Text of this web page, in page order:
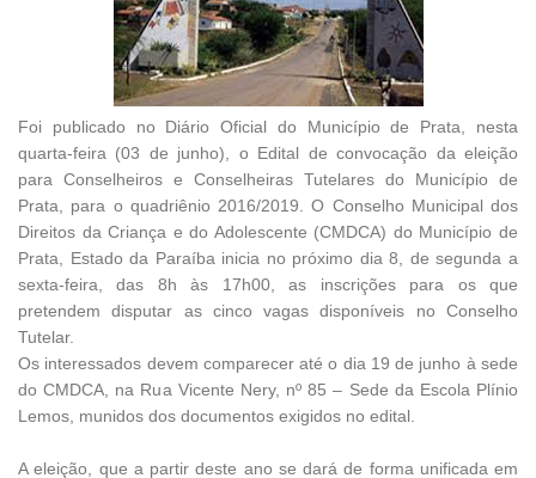
Foi publicado no Diário Oficial do Município de Prata, nesta
quarta-feira (03 de junho), o Edital de convocação da eleição
para Conselheiros e Conselheiras Tutelares do Município de
Prata, para o quadriênio 2016/2019. O Conselho Municipal dos
Direitos da Criança e do Adolescente (CMDCA) do Município de
Prata, Estado da Paraíba inicia no próximo dia 8, de segunda a
sexta-feira, das 8h às 17h00, as inscrições para os que
pretendem disputar as cinco vagas disponíveis no Conselho
Tutelar.
Os interessados devem comparecer até o dia 19 de junho à sede
do CMDCA, na Rua Vicente Nery, nº 85 – Sede da Escola Plínio
Lemos, munidos dos documentos exigidos no edital.
A eleição, que a partir deste ano se dará de forma unificada em